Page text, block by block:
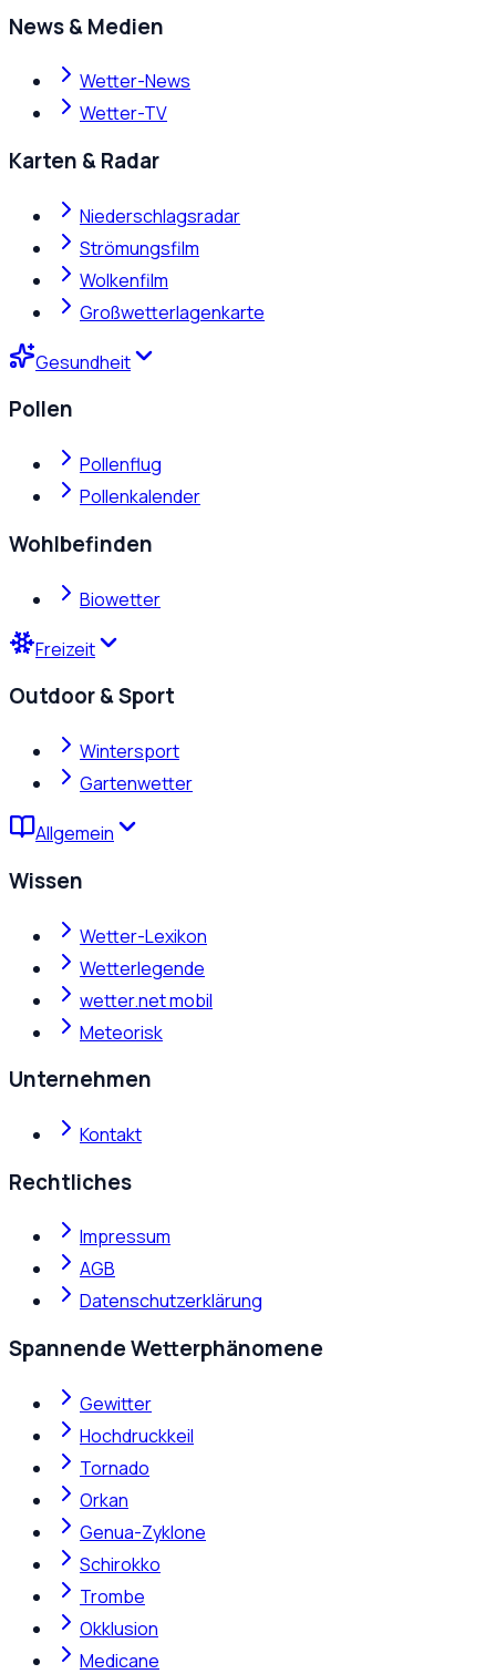
News & Medien
Wetter-News
Wetter-TV
Karten & Radar
Niederschlagsradar
Strömungsfilm
Wolkenfilm
Großwetterlagenkarte
Gesundheit
Pollen
Pollenflug
Pollenkalender
Wohlbefinden
Biowetter
Freizeit
Outdoor & Sport
Wintersport
Gartenwetter
Allgemein
Wissen
Wetter-Lexikon
Wetterlegende
wetter.net mobil
Meteorisk
Unternehmen
Kontakt
Rechtliches
Impressum
AGB
Datenschutzerklärung
Spannende Wetterphänomene
Gewitter
Hochdruckkeil
Tornado
Orkan
Genua-Zyklone
Schirokko
Trombe
Okklusion
Medicane